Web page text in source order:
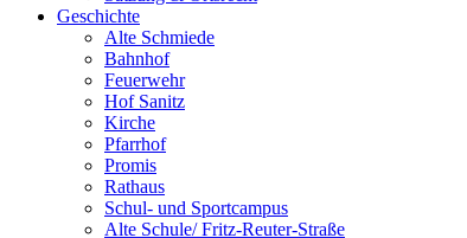
Geschichte
Alte Schmiede
Bahnhof
Feuerwehr
Hof Sanitz
Kirche
Pfarrhof
Promis
Rathaus
Schul- und Sportcampus
Alte Schule/ Fritz-Reuter-Straße